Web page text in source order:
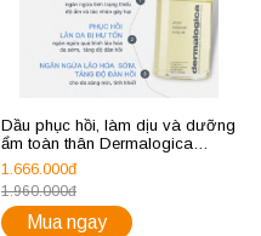
Dầu phục hồi, làm dịu và dưỡng
ẩm toàn thân Dermalogica
Phyto Replenish Body Oil
1.666.000đ
1.960.000đ
Mua ngay